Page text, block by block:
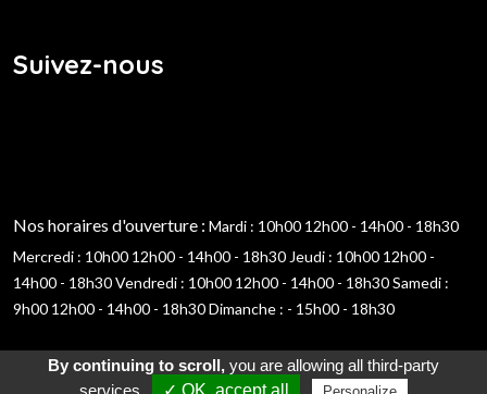
Suivez-nous
Nos horaires d'ouverture : Mardi : 10h00 12h00 - 14h00 - 18h30
Mercredi : 10h00 12h00 - 14h00 - 18h30 Jeudi : 10h00 12h00 -
14h00 - 18h30Vendredi : 10h00 12h00 - 14h00 - 18h30Samedi :
9h00 12h00 - 14h00 - 18h30Dimanche : - 15h00 - 18h30
By continuing to scroll,you are allowing all third-party
services
✓ OK, accept all